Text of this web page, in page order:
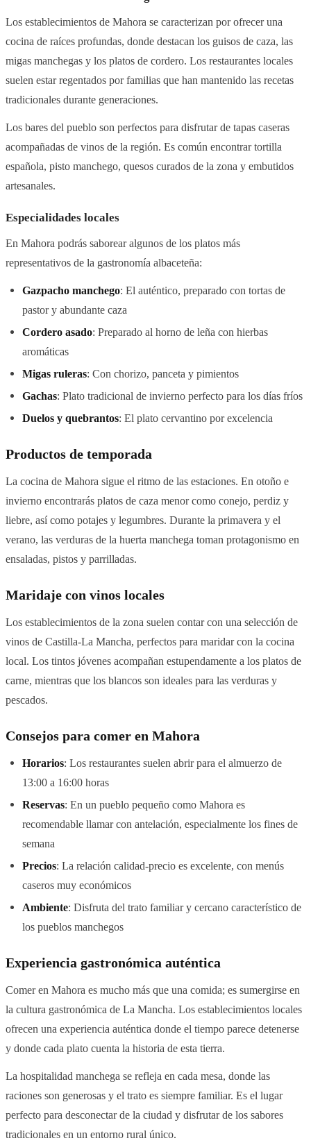
Los establecimientos de Mahora se caracterizan por ofrecer una
cocina de raíces profundas, donde destacan los guisos de caza, las
migas manchegas y los platos de cordero. Los restaurantes locales
suelen estar regentados por familias que han mantenido las recetas
tradicionales durante generaciones.
Los bares del pueblo son perfectos para disfrutar de tapas caseras
acompañadas de vinos de la región. Es común encontrar tortilla
española, pisto manchego, quesos curados de la zona y embutidos
artesanales.
Especialidades locales
En Mahora podrás saborear algunos de los platos más
representativos de la gastronomía albaceteña:
Gazpacho manchego: El auténtico, preparado con tortas de
pastor y abundante caza
Cordero asado: Preparado al horno de leña con hierbas
aromáticas
Migas ruleras: Con chorizo, panceta y pimientos
Gachas: Plato tradicional de invierno perfecto para los días fríos
Duelos y quebrantos: El plato cervantino por excelencia
Productos de temporada
La cocina de Mahora sigue el ritmo de las estaciones. En otoño e
invierno encontrarás platos de caza menor como conejo, perdiz y
liebre, así como potajes y legumbres. Durante la primavera y el
verano, las verduras de la huerta manchega toman protagonismo en
ensaladas, pistos y parrilladas.
Maridaje con vinos locales
Los establecimientos de la zona suelen contar con una selección de
vinos de Castilla-La Mancha, perfectos para maridar con la cocina
local. Los tintos jóvenes acompañan estupendamente a los platos de
carne, mientras que los blancos son ideales para las verduras y
pescados.
Consejos para comer en Mahora
Horarios: Los restaurantes suelen abrir para el almuerzo de
13:00 a 16:00 horas
Reservas: En un pueblo pequeño como Mahora es
recomendable llamar con antelación, especialmente los fines de
semana
Precios: La relación calidad-precio es excelente, con menús
caseros muy económicos
Ambiente: Disfruta del trato familiar y cercano característico de
los pueblos manchegos
Experiencia gastronómica auténtica
Comer en Mahora es mucho más que una comida; es sumergirse en
la cultura gastronómica de La Mancha. Los establecimientos locales
ofrecen una experiencia auténtica donde el tiempo parece detenerse
y donde cada plato cuenta la historia de esta tierra.
La hospitalidad manchega se refleja en cada mesa, donde las
raciones son generosas y el trato es siempre familiar. Es el lugar
perfecto para desconectar de la ciudad y disfrutar de los sabores
tradicionales en un entorno rural único.